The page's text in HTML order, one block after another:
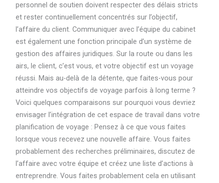
personnel de soutien doivent respecter des délais stricts
et rester continuellement concentrés sur l’objectif,
l’affaire du client. Communiquer avec l’équipe du cabinet
est également une fonction principale d’un système de
gestion des affaires juridiques. Sur la route ou dans les
airs, le client, c’est vous, et votre objectif est un voyage
réussi. Mais au-delà de la détente, que faites-vous pour
atteindre vos objectifs de voyage parfois à long terme ?
Voici quelques comparaisons sur pourquoi vous devriez
envisager l’intégration de cet espace de travail dans votre
planification de voyage : Pensez à ce que vous faites
lorsque vous recevez une nouvelle affaire. Vous faites
probablement des recherches préliminaires, discutez de
l’affaire avec votre équipe et créez une liste d’actions à
entreprendre. Vous faites probablement cela en utilisant